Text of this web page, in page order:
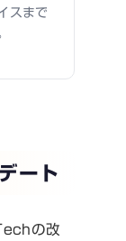
スまで
ート
の改